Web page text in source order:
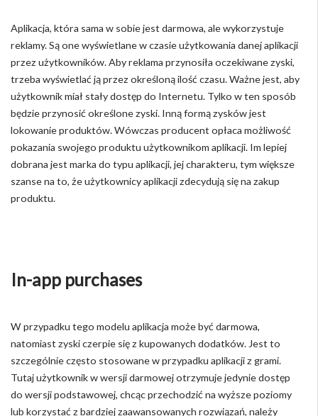
Aplikacja, która sama w sobie jest darmowa, ale wykorzystuje
reklamy. Są one wyświetlane w czasie użytkowania danej aplikacji
przez użytkowników. Aby reklama przynosiła oczekiwane zyski,
trzeba wyświetlać ją przez określoną ilość czasu. Ważne jest, aby
użytkownik miał stały dostęp do Internetu. Tylko w ten sposób
będzie przynosić określone zyski. Inną formą zysków jest
lokowanie produktów. Wówczas producent opłaca możliwość
pokazania swojego produktu użytkownikom aplikacji. Im lepiej
dobrana jest marka do typu aplikacji, jej charakteru, tym większe
szanse na to, że użytkownicy aplikacji zdecydują się na zakup
produktu.
In-app purchases
W przypadku tego modelu aplikacja może być darmowa,
natomiast zyski czerpie się z kupowanych dodatków. Jest to
szczególnie często stosowane w przypadku aplikacji z grami.
Tutaj użytkownik w wersji darmowej otrzymuje jedynie dostęp
do wersji podstawowej, chcąc przechodzić na wyższe poziomy
lub korzystać z bardziej zaawansowanych rozwiązań, należy